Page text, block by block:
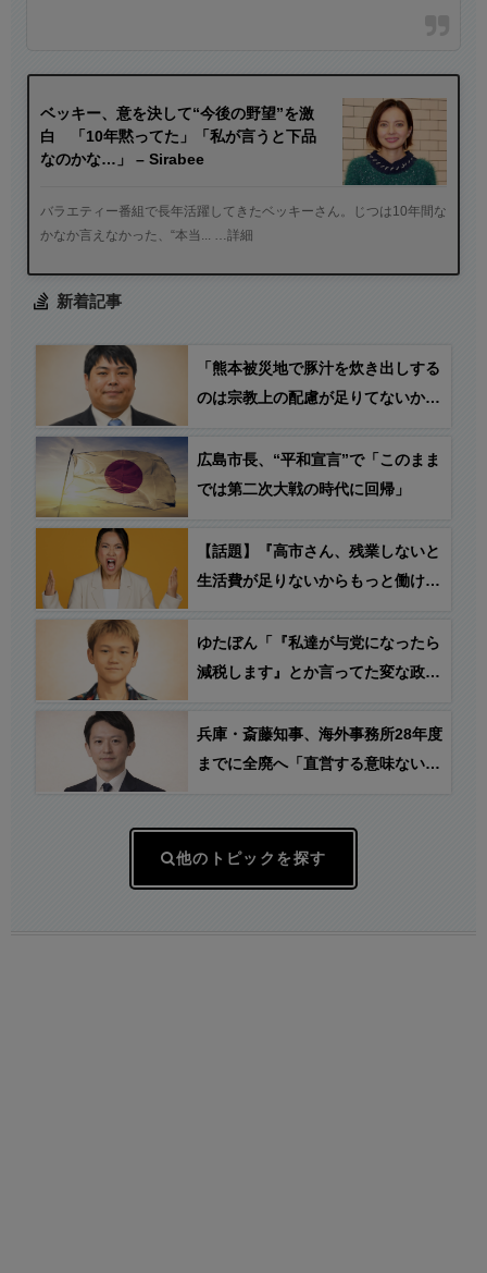
ベッキー、意を決して“今後の野望”を激
白 「10年黙ってた」「私が言うと下品
なのかな…」 – Sirabee
バラエティー番組で長年活躍してきたベッキーさん。じつは10年間な
かなか言えなかった、“本当... …詳細
新着記事
「熊本被災地で豚汁を炊き出しする
のは宗教上の配慮が足りてないから
言っているの？明日も豚肉たっぷり
栄養満点の豚汁をお配りします」
広島市長、“平和宣言”で「このまま
では第二次大戦の時代に回帰」
【話題】『高市さん、残業しないと
生活費が足りないからもっと働ける
がおかしくない…？』
ゆたぼん「『私達が与党になったら
減税します』とか言ってた変な政党
たら反対し始めた。結局、自分達が
与党になっても減税する気ないんじ
兵庫・斎藤知事、海外事務所28年度
までに全廃へ「直営する意味ないし
他のトピックを探す